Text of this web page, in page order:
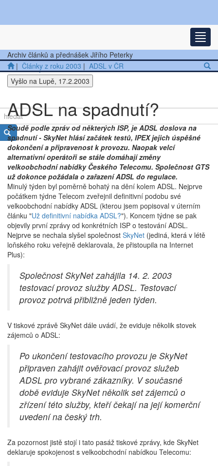
Nejnovější články
Další články
Přednášky
Ostatní
Archiv článků a přednášek Jiřího Peterky
| Články z roku 2003 | ADSL v ČR
Vyšlo na Lupě, 17.2.2003
ADSL na spadnutí?
Soudě podle zpráv od některých ISP, je ADSL doslova na
spadnutí - SkyNet hlásí začátek testů, IPEX jejich úspěšné
dokončení a připravenost k provozu. Naopak velcí
alternativní operátoři se stále domáhají změny
velkoobchodní nabídky Českého Telecomu. Společnost GTS
už dokonce požádala o zařazení ADSL do regulace.
Minulý týden byl poměrně bohatý na dění kolem ADSL. Nejprve
počátkem týdne Telecom zveřejnil definitivní podobu své
velkoobchodní nabídky ADSL (kterou jsem popisoval v úterním
článku "Už definitivní nabídka ADSL?"). Koncem týdne se pak
objevily první zprávy od konkrétních ISP o testování ADSL.
Nejprve se nechala slyšel společnost SkyNet (jediná, která v létě
loňského roku veřejně deklarovala, že přistoupila na Internet
Plus):
Společnost SkyNet zahájila 14. 2. 2003
testovací provoz služby ADSL. Testovací
provoz potrvá přibližně jeden týden.
V tiskové zprávě SkyNet dále uvádí, že eviduje několik stovek
zájemců o ADSL:
Po ukončení testovacího provozu je SkyNet
připraven zahájit ověřovací provoz služeb
ADSL pro vybrané zákazníky. V současné
době eviduje SkyNet několik set zájemců o
zřízení této služby, kteří čekají na její komerční
uvedení na český trh.
Za pozornost jistě stojí i tato pasáž tiskové zprávy, kde SkyNet
deklaruje spokojenost s velkoobchodní nabídkou Telecomu: